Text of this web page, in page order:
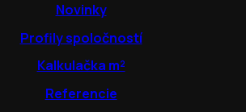
Novinky
Profily spoločností
Kalkulačka m²
Referencie